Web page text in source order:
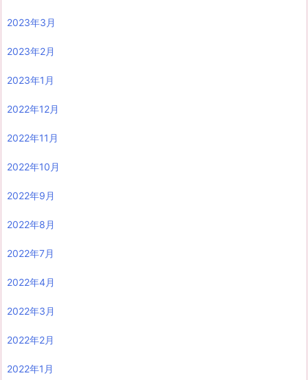
2023年3月
2023年2月
2023年1月
2022年12月
2022年11月
2022年10月
2022年9月
2022年8月
2022年7月
2022年4月
2022年3月
2022年2月
2022年1月